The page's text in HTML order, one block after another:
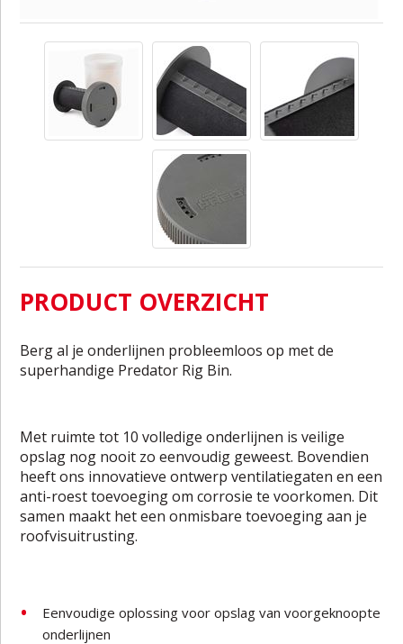
PRODUCT OVERZICHT
Berg al je onderlijnen probleemloos op met de
superhandige Predator Rig Bin.
Met ruimte tot 10 volledige onderlijnen is veilige
opslag nog nooit zo eenvoudig geweest. Bovendien
heeft ons innovatieve ontwerp ventilatiegaten en een
anti-roest toevoeging om corrosie te voorkomen. Dit
samen maakt het een onmisbare toevoeging aan je
roofvisuitrusting.
Eenvoudige oplossing voor opslag van voorgeknoopte
onderlijnen